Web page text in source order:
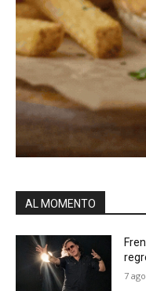
AL MOMENTO
7